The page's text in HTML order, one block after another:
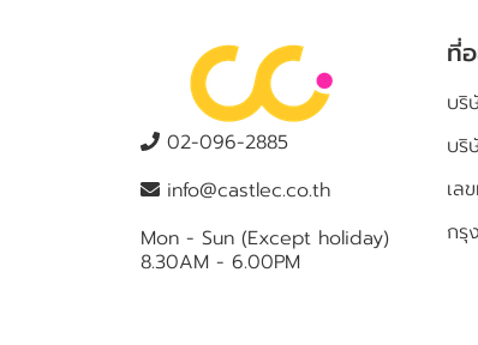
02-096-2885
info@castlec.co.th
Mon - Sun (Except holiday)
8.30AM - 6.00PM
ที่
บริ
บริ
เล
กรุ